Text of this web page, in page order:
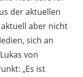
der aktuellen
aber nicht
sich an
von
„Es ist